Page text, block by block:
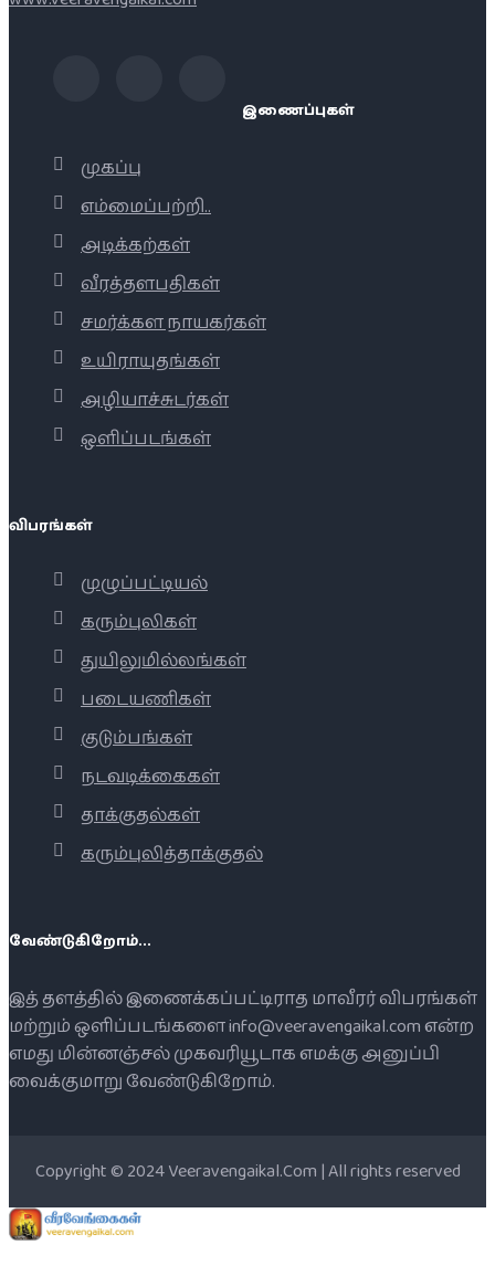
இணைப்புகள்
முகப்பு
எம்மைப்பற்றி..
அடிக்கற்கள்
வீரத்தளபதிகள்
சமர்க்கள நாயகர்கள்
உயிராயுதங்கள்
அழியாச்சுடர்கள்
ஒளிப்படங்கள்
விபரங்கள்
முழுப்பட்டியல்
கரும்புலிகள்
துயிலுமில்லங்கள்
படையணிகள்
குடும்பங்கள்
நடவடிக்கைகள்
தாக்குதல்கள்
கரும்புலித்தாக்குதல்
வேண்டுகிறோம்...
இத் தளத்தில் இணைக்கப்பட்டிராத மாவீரர் விபரங்கள்
மற்றும் ஒளிப்படங்களை info@veeravengaikal.com என்ற
எமது மின்னஞ்சல் முகவரியூடாக எமக்கு அனுப்பி
வைக்குமாறு வேண்டுகிறோம்.
Copyright © 2024 Veeravengaikal.Com | All rights reserved